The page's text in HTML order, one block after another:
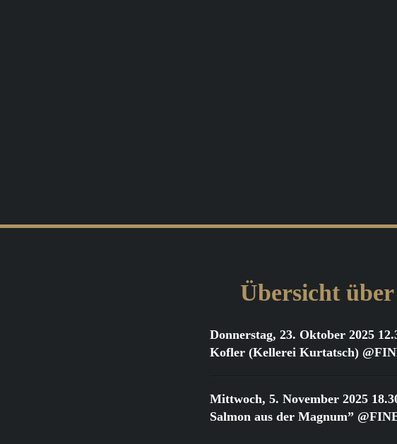
Übersicht über
Donnerstag, 23. Oktober 2025
Kofler (Kellerei Kurtatsch)
Mittwoch, 5. November 2025
Salmon aus der Magnum”